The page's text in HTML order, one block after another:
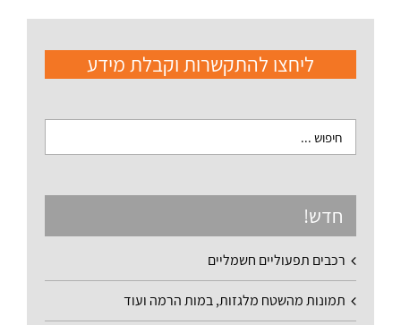
ליחצו להתקשרות וקבלת מידע
חדש!
רכבים תפעוליים חשמליים
תמונות מהשטח מלגזות, במות הרמה ועוד